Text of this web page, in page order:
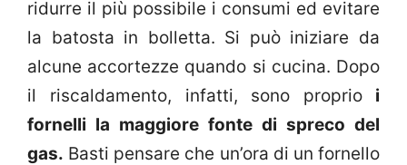
ridurre il più possibile i consumi ed evitare
la batosta in bolletta. Si può iniziare da
alcune accortezze quando si cucina. Dopo
il riscaldamento, infatti, sono proprio i
fornelli la maggiore fonte di spreco del
gas. Basti pensare che un’ora di un fornello